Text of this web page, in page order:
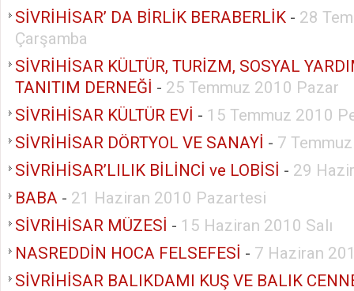
SİVRİHİSAR’ DA BİRLİK BERABERLİK - 28
Çarşamba
SİVRİHİSAR KÜLTÜR, TURİZM, SOSYAL
TANITIM DERNEĞİ - 25 Temmuz 2010 Pazar
SİVRİHİSAR KÜLTÜR EVİ - 15 Temmuz 2010
SİVRİHİSAR DÖRTYOL VE SANAYİ - 7
SİVRİHİSAR’LILIK BİLİNCİ ve LOBİSİ - 29
BABA - 21 Haziran 2010 Pazartesi
SİVRİHİSAR MÜZESİ - 15 Haziran 2010 Salı
NASREDDİN HOCA FELSEFESİ - 7 Haziran
SİVRİHİSAR BALIKDAMI KUŞ VE BALIK